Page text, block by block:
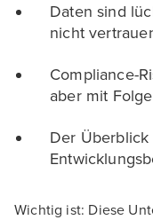
Daten sind
nicht
Compliance-
aber mit
Der Überblick
Wichtig ist: Diese